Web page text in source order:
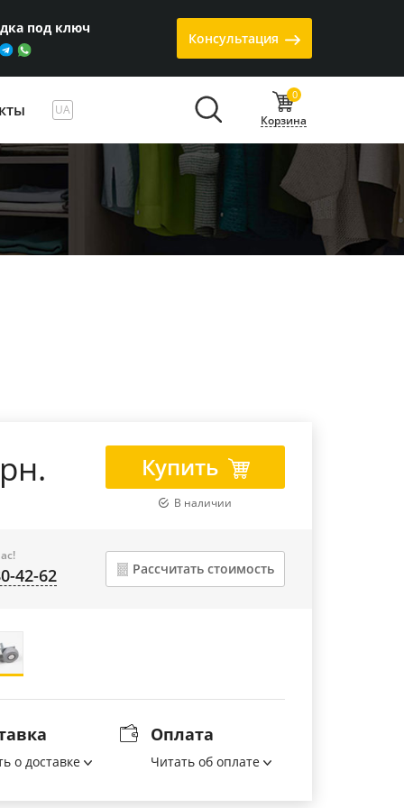
Консультация
под ключ
UA
0
Корзина
Купить
В наличии
42-62 Рассчитать стоимость
о доставке
Оплата
Читать об оплате